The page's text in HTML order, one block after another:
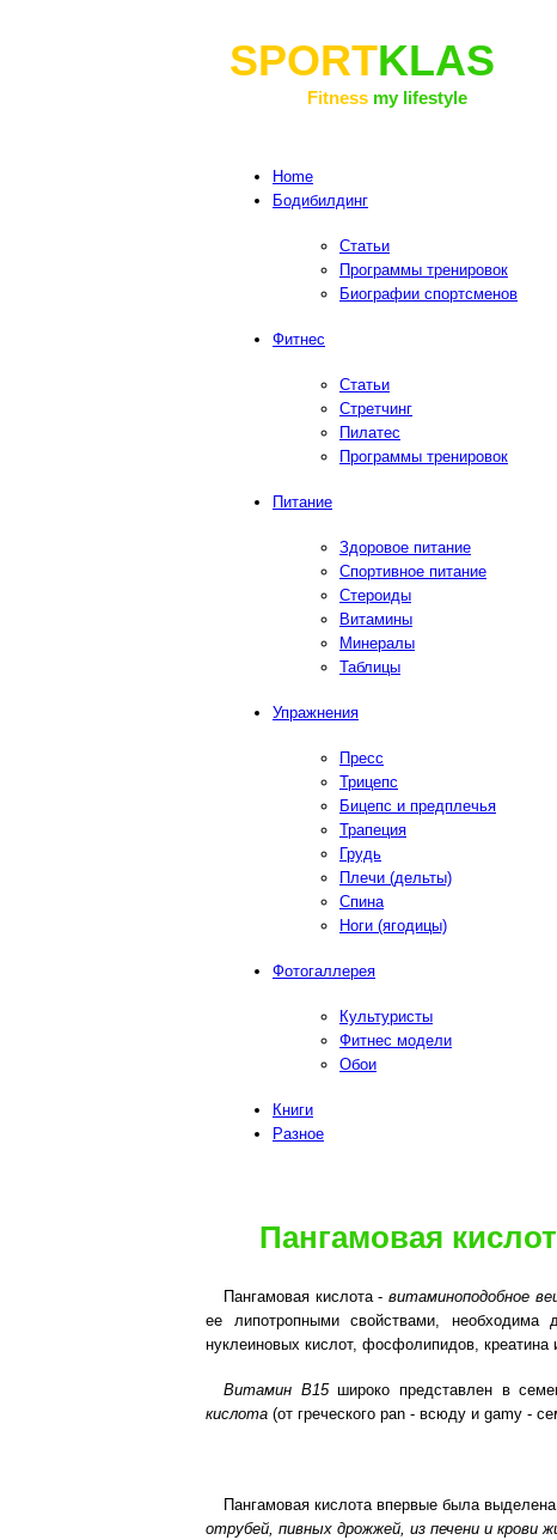
SPORTKLAS
Fitness my lifestyle
Home
Бодибилдинг
Статьи
Программы тренировок
Биографии спортсменов
Фитнес
Статьи
Cтретчинг
Пилатес
Программы тренировок
Питание
Здоровое питание
Спортивное питание
Стероиды
Витамины
Минералы
Таблицы
Упражнения
Пресс
Трицепс
Бицепс и предплечья
Трапеция
Грудь
Плечи (дельты)
Спина
Ноги (ягодицы)
Фотогаллерея
Культуристы
Фитнес модели
Обои
Книги
Разное
Пангамовая
Пангамовая кислота -витаминоподобное
ее липотропными свойствами, необходима
нуклеиновых кислот, фосфолипидов, креатина
Витамин B15широко представлен в
кислота (от греческого pan - всюду и gamy -
Пангамовая кислота впервые была
отрубей, пивных дрожжей, из печени и крови